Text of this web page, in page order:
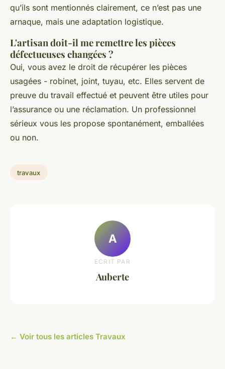
qu’ils sont mentionnés clairement, ce n’est pas une
arnaque, mais une adaptation logistique.
L'artisan doit-il me remettre les pièces
défectueuses changées ?
Oui, vous avez le droit de récupérer les pièces
usagées - robinet, joint, tuyau, etc. Elles servent de
preuve du travail effectué et peuvent être utiles pour
l’assurance ou une réclamation. Un professionnel
sérieux vous les propose spontanément, emballées
ou non.
travaux
A
ECRIT PAR
Auberte
← Voir tous les articles Travaux